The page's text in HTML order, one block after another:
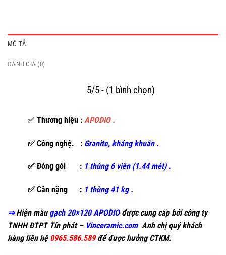
MÔ TẢ
ĐÁNH GIÁ (0)
5/5 - (1 bình chọn)
✅ Thương hiệu : APODIO .
✅ Công nghệ. : Granite, kháng khuẩn .
✅ Đóng gói : 1 thùng 6 viên (1.44 mét) .
✅ Cân nặng : 1 thùng 41 kg .
⇒Hiện mẫu gạch 20×120 APODIO được cung cấp bởi công ty
TNHH ĐTPT Tín phát – Vinceramic.com Anh chị quý khách
hàng liên hệ 0965.586.589để được hưởng CTKM.